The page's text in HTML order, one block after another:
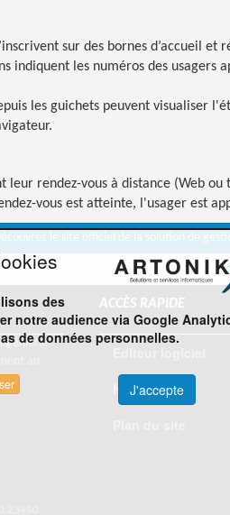
sur des bornes d’accueil
indiquent les numéros des usagers
les guichets peuvent visualiser
leur rendez-vous à distance (Web ou
vous est atteinte, l'usager est
le site officiel de la solution de
au
ACCÈS RAPIDE
Nous
des
notre audience via Google
de données personnelles.
J'accepte